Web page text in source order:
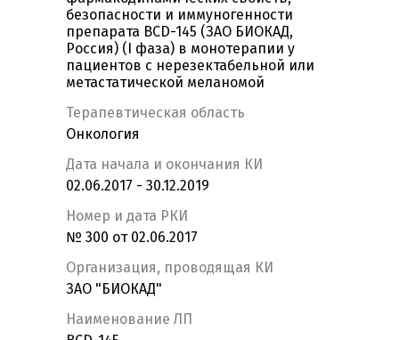
безопасности и иммуногенности
препарата BCD-145 (ЗАО БИОКАД,
Россия) (I фаза) в монотерапии у
пациентов с нерезектабельной или
метастатической меланомой
Терапевтическая область
Онкология
Дата начала и окончания КИ
02.06.2017 - 30.12.2019
Номер и дата РКИ
№ 300 от 02.06.2017
Организация, проводящая КИ
ЗАО "БИОКАД"
Наименование ЛП